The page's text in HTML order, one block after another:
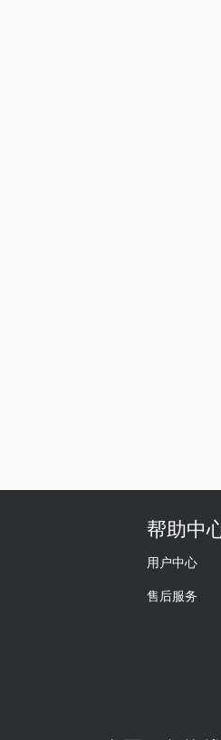
帮助中
用户中心
售后服务